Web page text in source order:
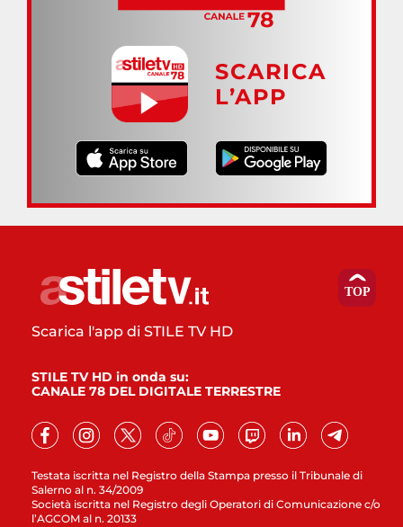
SCARICA
L’APP
Testata iscritta nel Registro della Stampa presso il Tribunale di
Salerno al n. 34/2009
Società iscritta nel Registro degli Operatori di Comunicazione c/o
l’AGCOM al n. 20133
Scarica l'app di STILE TV HD
STILE TV HD in onda su:
CANALE 78 DEL DIGITALE TERRESTRE